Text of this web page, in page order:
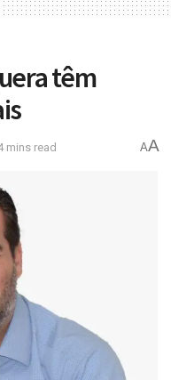
têm
mins read AA